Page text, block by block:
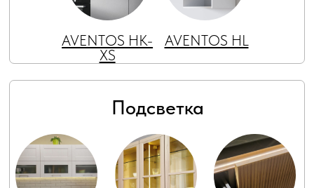
WOODBOX
TANDEMBOX
antaro
DECABOX
Открывание